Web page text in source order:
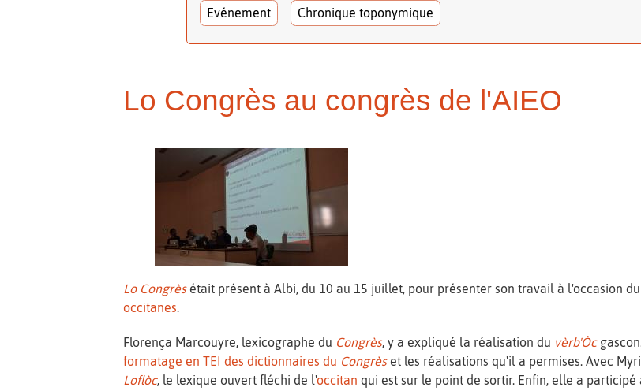
Evénement Chronique toponymique
Lo Congrès au congrès de l'AIEO
Lo Congrèsétait présent à Albi, du 10 au 15 juillet, pour présenter son travail à l'occasion du
occitanes
Florença Marcouyre, lexicographe du Congrès, y a expliqué la réalisation du vèrb'Òc
formatage en TEI des dictionnaires du Congrèset les réalisations qu'il a permises. Avec
Loflòc, le lexique ouvert fléchi de l'occitan qui est sur le point de sortir. Enfin, elle a